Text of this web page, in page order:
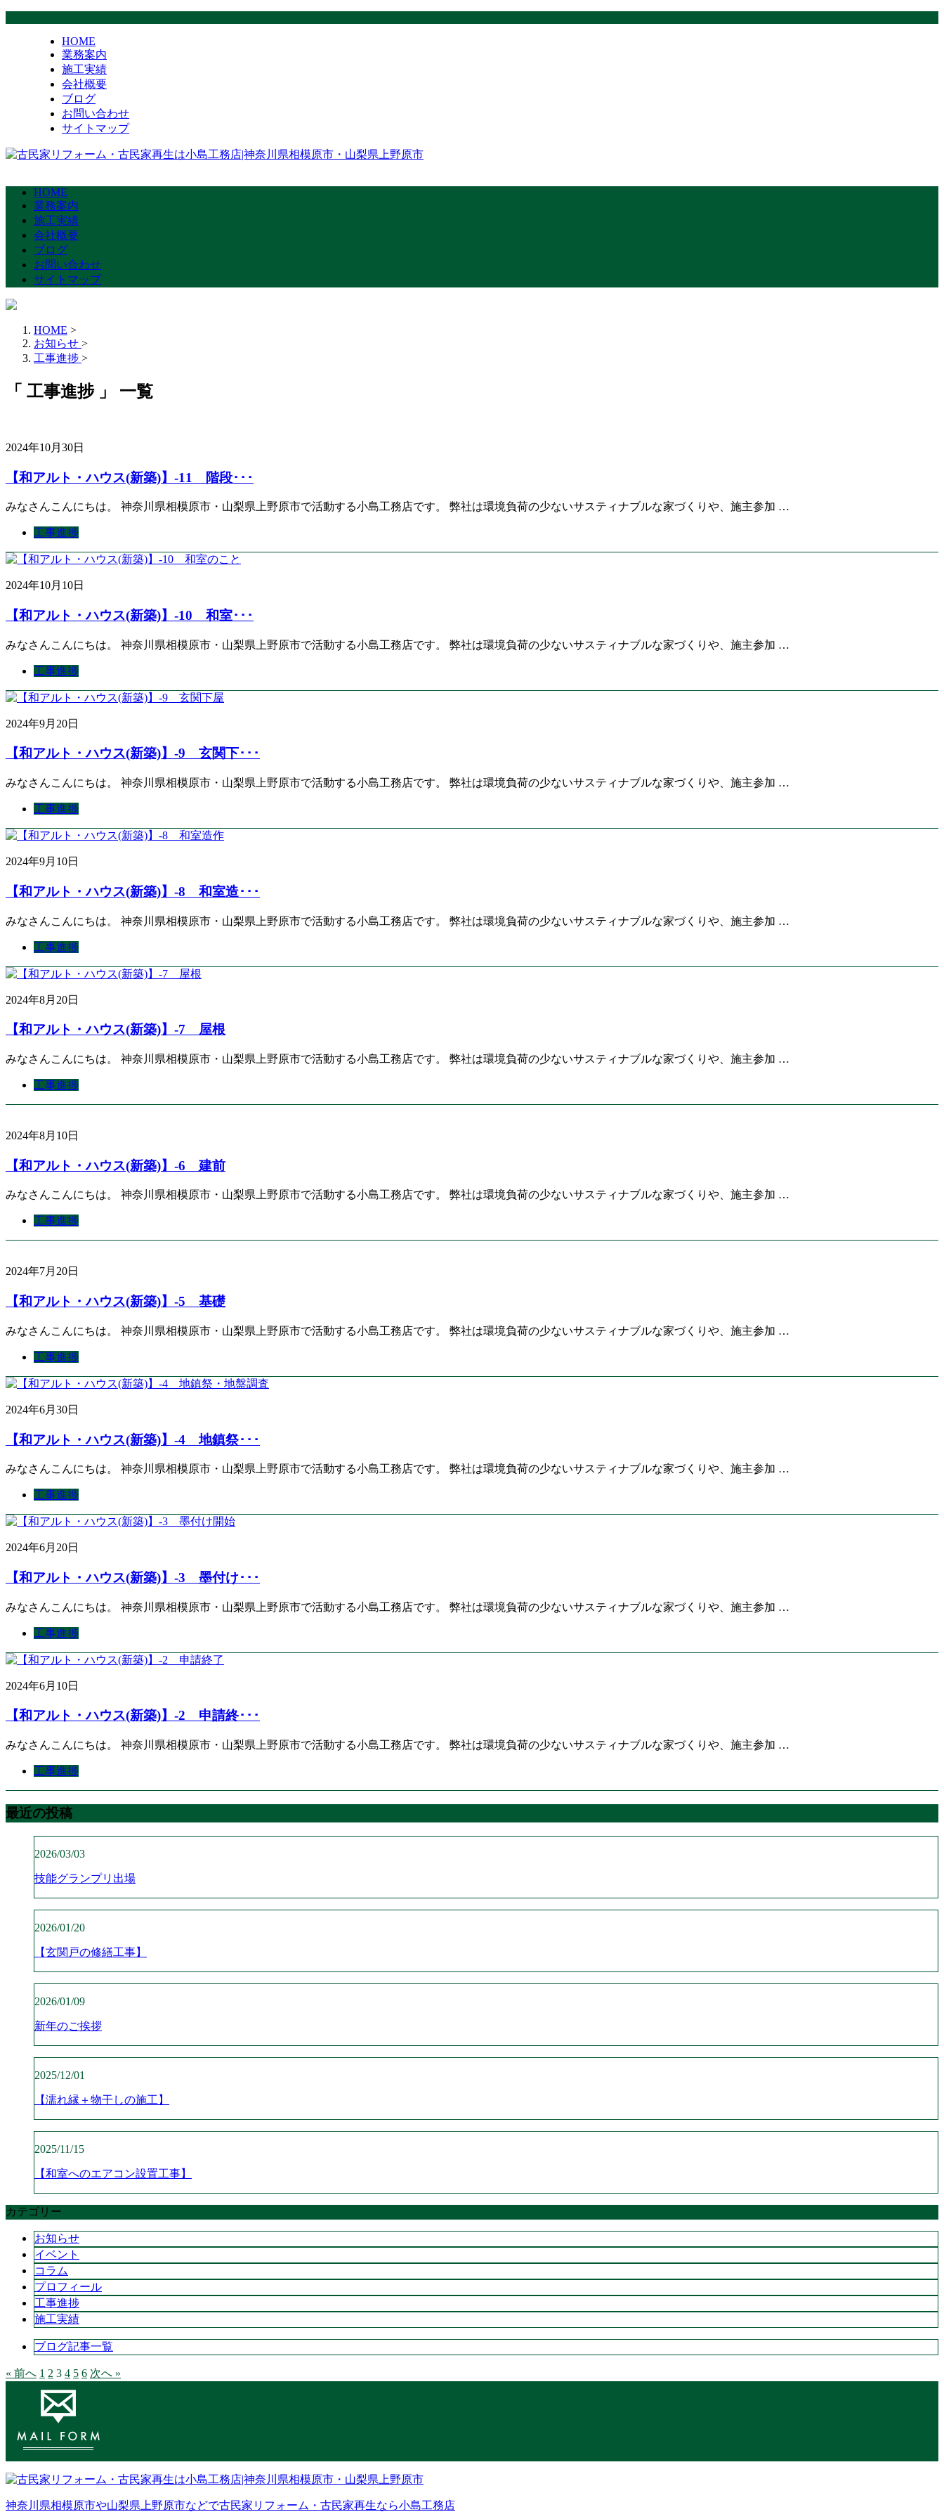
HOME
業務案内
施工実績
会社概要
ブログ
お問い合わせ
サイトマップ
HOME
業務案内
施工実績
会社概要
ブログ
お問い合わせ
サイトマップ
HOME >
お知らせ >
工事進捗 >
「 工事進捗 」 一覧
2024年10月30日
【和アルト・ハウス(新築)】-11 階段･･･
みなさんこんにちは。 神奈川県相模原市・山梨県上野原市で活動する小島工務店です。 弊社は環境負荷の少ないサスティナブルな家づくりや、施主参加 …
工事進捗
2024年10月10日
【和アルト・ハウス(新築)】-10 和室･･･
みなさんこんにちは。 神奈川県相模原市・山梨県上野原市で活動する小島工務店です。 弊社は環境負荷の少ないサスティナブルな家づくりや、施主参加 …
工事進捗
2024年9月20日
【和アルト・ハウス(新築)】-9 玄関下･･･
みなさんこんにちは。 神奈川県相模原市・山梨県上野原市で活動する小島工務店です。 弊社は環境負荷の少ないサスティナブルな家づくりや、施主参加 …
工事進捗
2024年9月10日
【和アルト・ハウス(新築)】-8 和室造･･･
みなさんこんにちは。 神奈川県相模原市・山梨県上野原市で活動する小島工務店です。 弊社は環境負荷の少ないサスティナブルな家づくりや、施主参加 …
工事進捗
2024年8月20日
【和アルト・ハウス(新築)】-7 屋根
みなさんこんにちは。 神奈川県相模原市・山梨県上野原市で活動する小島工務店です。 弊社は環境負荷の少ないサスティナブルな家づくりや、施主参加 …
工事進捗
2024年8月10日
【和アルト・ハウス(新築)】-6 建前
みなさんこんにちは。 神奈川県相模原市・山梨県上野原市で活動する小島工務店です。 弊社は環境負荷の少ないサスティナブルな家づくりや、施主参加 …
工事進捗
2024年7月20日
【和アルト・ハウス(新築)】-5 基礎
みなさんこんにちは。 神奈川県相模原市・山梨県上野原市で活動する小島工務店です。 弊社は環境負荷の少ないサスティナブルな家づくりや、施主参加 …
工事進捗
2024年6月30日
【和アルト・ハウス(新築)】-4 地鎮祭･･･
みなさんこんにちは。 神奈川県相模原市・山梨県上野原市で活動する小島工務店です。 弊社は環境負荷の少ないサスティナブルな家づくりや、施主参加 …
工事進捗
2024年6月20日
【和アルト・ハウス(新築)】-3 墨付け･･･
みなさんこんにちは。 神奈川県相模原市・山梨県上野原市で活動する小島工務店です。 弊社は環境負荷の少ないサスティナブルな家づくりや、施主参加 …
工事進捗
2024年6月10日
【和アルト・ハウス(新築)】-2 申請終･･･
みなさんこんにちは。 神奈川県相模原市・山梨県上野原市で活動する小島工務店です。 弊社は環境負荷の少ないサスティナブルな家づくりや、施主参加 …
工事進捗
最近の投稿
2026/03/03
技能グランプリ出場
2026/01/20
【玄関戸の修繕工事】
2026/01/09
新年のご挨拶
2025/12/01
【濡れ縁＋物干しの施工】
2025/11/15
【和室へのエアコン設置工事】
カテゴリー
お知らせ
イベント
コラム
プロフィール
工事進捗
施工実績
ブログ記事一覧
« 前へ 1 2 3 4 5 6 次へ »
神奈川県相模原市や山梨県上野原市などで古民家リフォーム・古民家再生なら小島工務店